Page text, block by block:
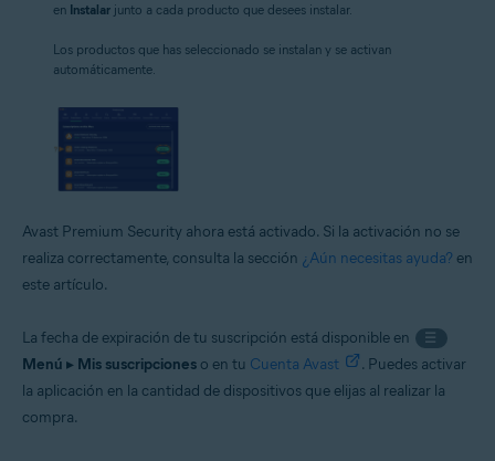
en Instalar junto a cada producto que desees instalar.
Los productos que has seleccionado se instalan y se activan
automáticamente.
Avast Premium Security ahora está activado. Si la activación no se
realiza correctamente, consulta la sección ¿Aún necesitas ayuda? en
este artículo.
La fecha de expiración de tu suscripción está disponible en ☰
Menú ▸ Mis suscripciones o en tu Cuenta Avast
. Puedes activar
la aplicación en la cantidad de dispositivos que elijas al realizar la
compra.